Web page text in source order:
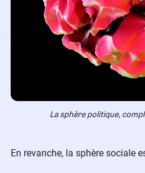
La sphère politique,
En revanche, la sphère sociale